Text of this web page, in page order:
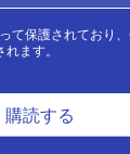
て保護されており
ます。
購読する